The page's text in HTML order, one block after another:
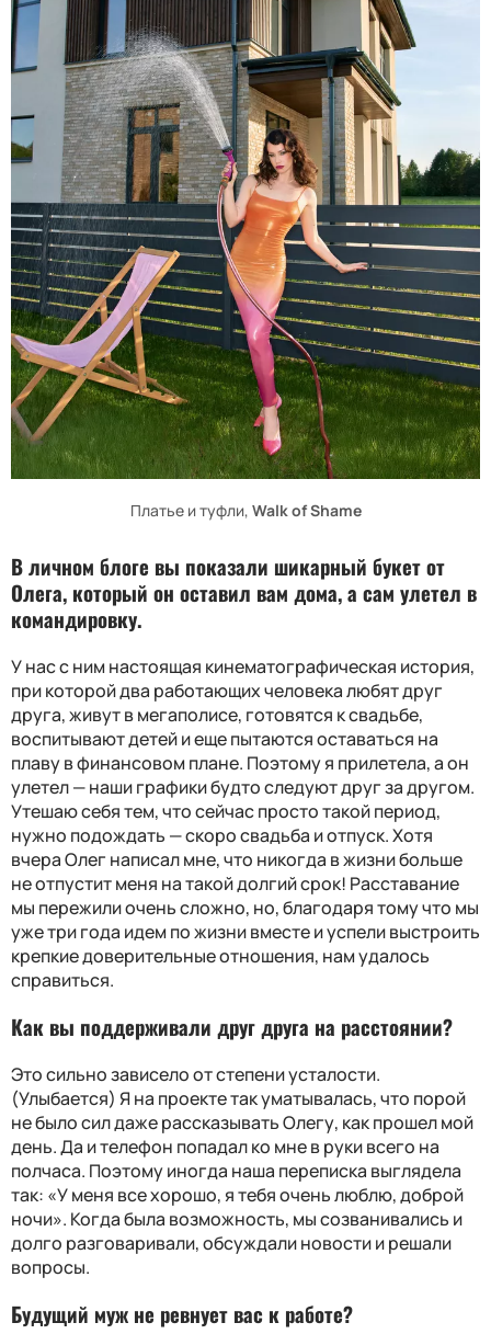
Платье и туфли, Walk of Shame
В личном блоге вы показали шикарный букет от
Олега, который он оставил вам дома, а сам улетел в
командировку.
У нас с ним настоящая кинематографическая история,
при которой два работающих человека любят друг
друга, живут в мегаполисе, готовятся к свадьбе,
воспитывают детей и еще пытаются оставаться на
плаву в финансовом плане. Поэтому я прилетела, а он
улетел — наши графики будто следуют друг за другом.
Утешаю себя тем, что сейчас просто такой период,
нужно подождать — скоро свадьба и отпуск. Хотя
вчера Олег написал мне, что никогда в жизни больше
не отпустит меня на такой долгий срок! Расставание
мы пережили очень сложно, но, благодаря тому что мы
уже три года идем по жизни вместе и успели выстроить
крепкие доверительные отношения, нам удалось
справиться.
Как вы поддерживали друг друга на расстоянии?
Это сильно зависело от степени усталости.
(Улыбается) Я на проекте так уматывалась, что порой
не было сил даже рассказывать Олегу, как прошел мой
день. Да и телефон попадал ко мне в руки всего на
полчаса. Поэтому иногда наша переписка выглядела
так: «У меня все хорошо, я тебя очень люблю, доброй
ночи». Когда была возможность, мы созванивались и
долго разговаривали, обсуждали новости и решали
вопросы.
Будущий муж не ревнует вас к работе?